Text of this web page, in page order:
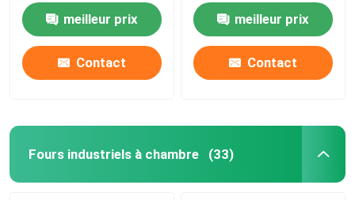
meilleur prix
Contact
meilleur prix
Contact
Fours industriels à chambre (33)